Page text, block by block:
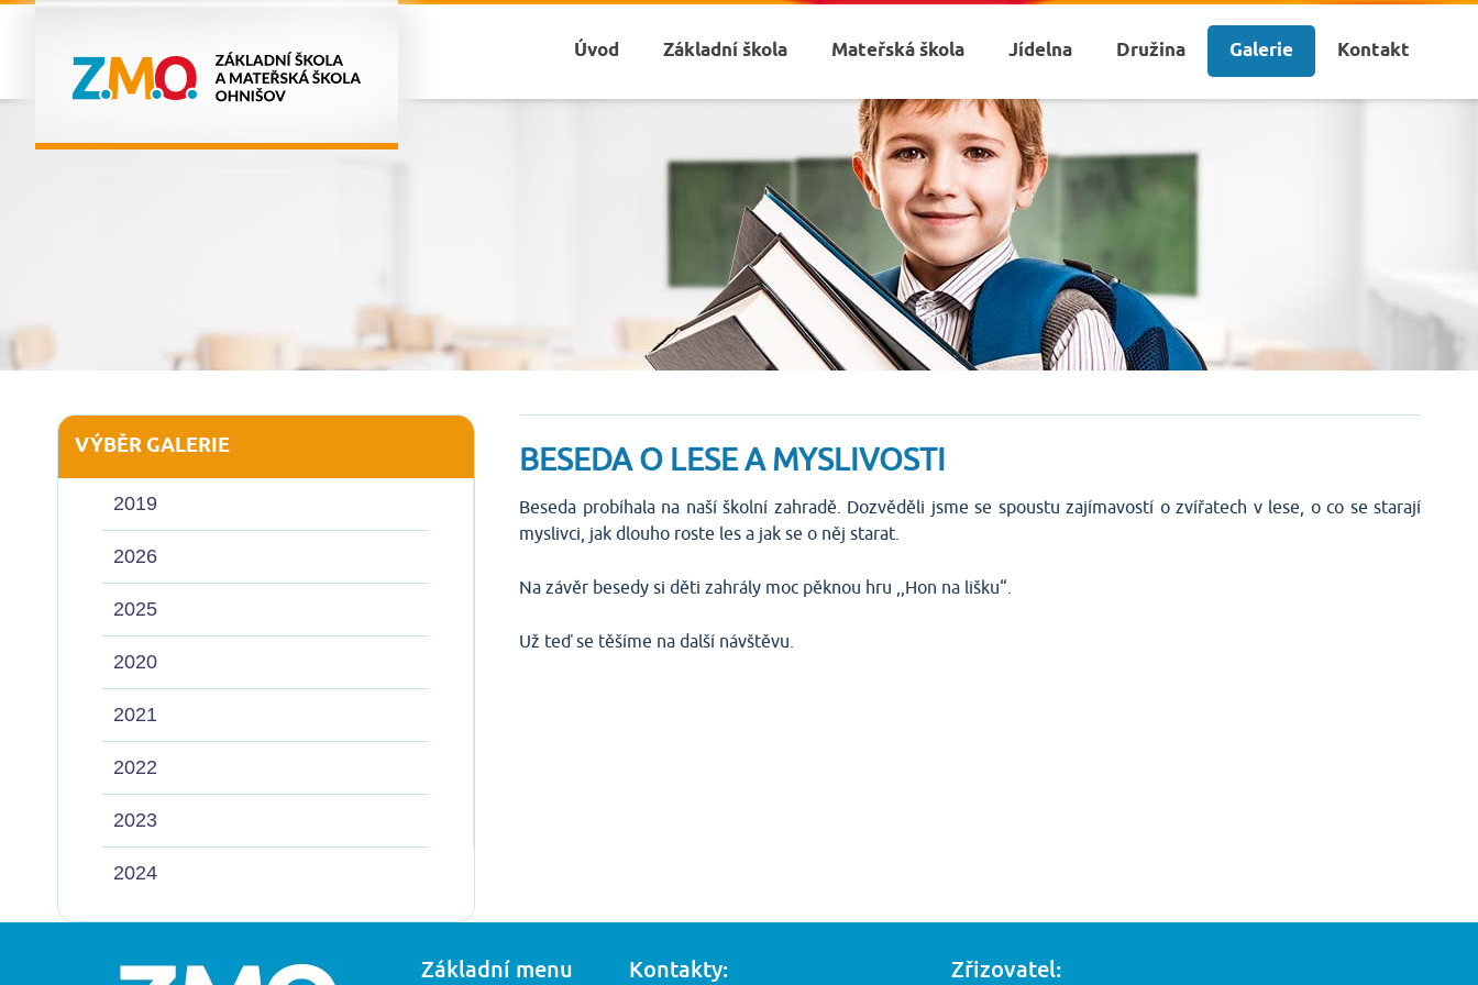
Úvod Základní škola Mateřská škola Jídelna Družina Galerie Kontakt
VÝBĚR GALERIE
2019
2026
2025
2020
2021
2022
2023
2024
BESEDA O LESE A MYSLIVOSTI
Beseda probíhala na naší školní zahradě. Dozvěděli jsme se spoustu zajímavostí o zvířatech v lese, o co se starají
myslivci, jak dlouho roste les a jak se o něj starat.
Na závěr besedy si děti zahrály moc pěknou hru ,,Hon na lišku“.
Už teď se těšíme na další návštěvu.
Základní menu Kontakty: Zřizovatel: